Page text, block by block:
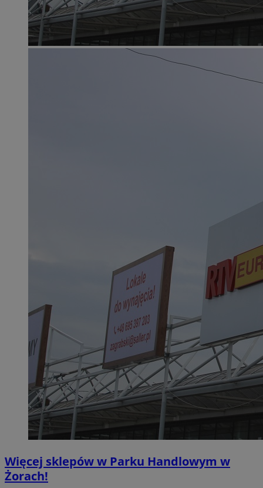
Więcej sklepów w Parku Handlowym w
Żorach!